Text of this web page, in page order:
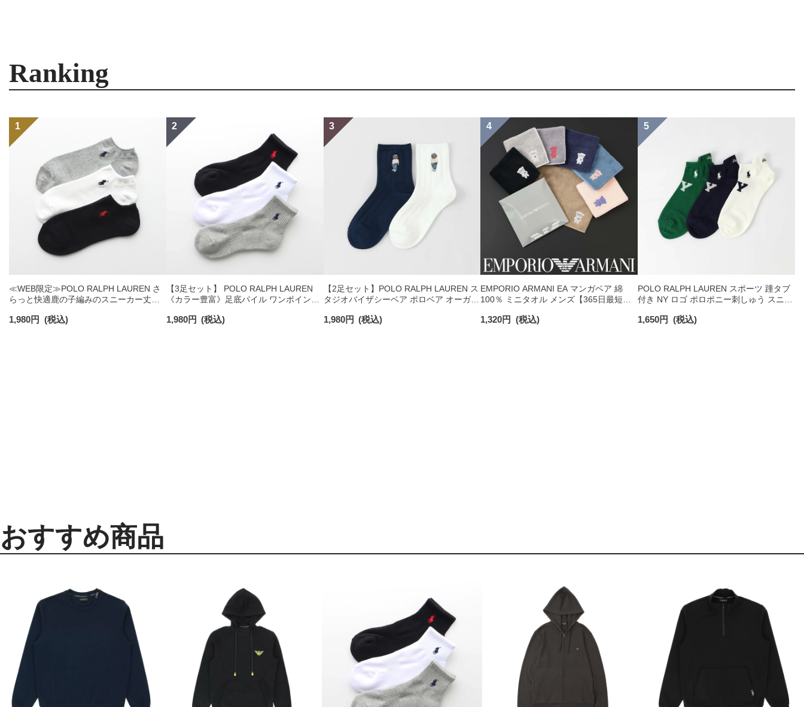
Ranking
≪WEB限定≫POLO RALPH LAUREN さ
らっと快適鹿の子編みのスニーカー丈ソ
ズ レディース 92022800
1,980円 (税込)
【3足セット】 POLO RALPH LAUREN
《カラー豊富》足底パイル ワンポイント
ンズ 92009604
1,980円 (税込)
【2足セット】POLO RALPH LAUREN ス
タジオバイザシーベア ポロベア オーガニ
ンズ レディース 92009650
1,980円 (税込)
EMPORIO ARMANI EA マンガベア 綿
100％ ミニタオル メンズ【365日最短翌
1,320円 (税込)
POLO RALPH LAUREN スポーツ 踵タブ
付き NY ロゴ ポロポニー刺しゅう スニー
ソックス 02022328
1,650円 (税込)
おすすめ商品